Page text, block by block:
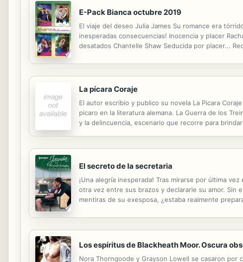
E-Pack Bianca octubre 2019
El viaje del deseo Julia James Su romance era
inesperadas consecuencias! Inocencia y placer
desatados Chantelle Shaw Seducida por placer...
La pícara Coraje
El autor escribio y publico su novela La Picara
picaro en la literatura alemana. La Guerra de los
y la delincuencia, escenario que recorre para
El secreto de la secretaria
¡Una alegría inesperada! Tras mirarse por última
otra vez entre sus brazos y declararle su amor. Sin
mentiras de su exesposa, ¿estaba realmente
Los espíritus de Blackheath Moor. Oscura
Nora Thorngoode y Grayson Lowell se casaron por